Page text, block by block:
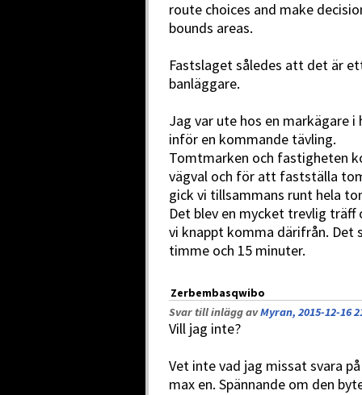
route choices and make
bounds areas.
Fastslaget således att det är
banläggare.
Jag var ute hos en markägare
inför en kommande tävling.
Tomtmarken och fastigheten
vägval och för att fastställa
gick vi tillsammans runt hela
Det blev en mycket trevlig träff
vi knappt komma därifrån.
timme och 15 minuter.
Zerbembasqwibo
Svar till inlägg avMyran, 2015-12-16
Vill jag inte?
Vet inte vad jag missat svara
max en. Spännande om den